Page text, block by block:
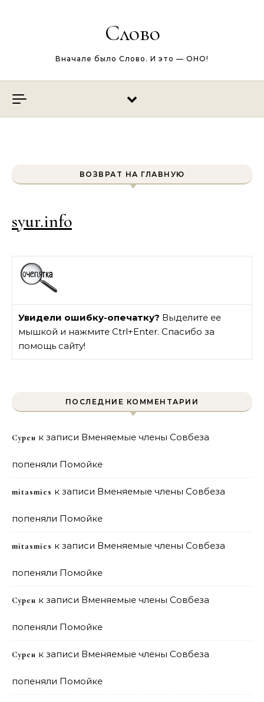
Слово
Вначале было Слово. И это — ОНО!
ВОЗВРАТ НА ГЛАВНУЮ
syur.info
Увидели ошибку-опечатку? Выделите ее
мышкой и нажмите Ctrl+Enter. Спасибо за
помощь сайту!
ПОСЛЕДНИЕ КОММЕНТАРИИ
Сурен к записи Вменяемые члены Совбеза
попеняли Помойке
mitasmies к записи Вменяемые члены Совбеза
попеняли Помойке
mitasmies к записи Вменяемые члены Совбеза
попеняли Помойке
Сурен к записи Вменяемые члены Совбеза
попеняли Помойке
Сурен к записи Вменяемые члены Совбеза
попеняли Помойке